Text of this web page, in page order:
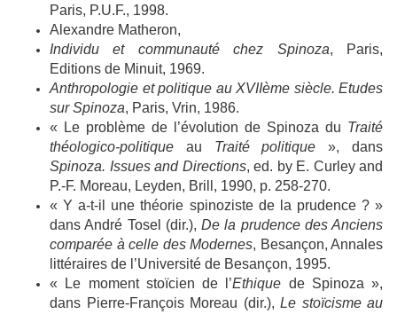
Paris, P.U.F., 1998.
Alexandre Matheron,
Individu et communauté chez Spinoza, Paris,
Editions de Minuit, 1969.
Anthropologie et politique au XVIIème siècle. Etudes
sur Spinoza, Paris, Vrin, 1986.
« Le problème de l’évolution de Spinoza du Traité
théologico-politique au Traité politique », dans
Spinoza. Issues and Directions, ed. by E. Curley and
P.-F. Moreau, Leyden, Brill, 1990, p. 258-270.
« Y a-t-il une théorie spinoziste de la prudence ? »
dans André Tosel (dir.), De la prudence des Anciens
comparée à celle des Modernes, Besançon, Annales
littéraires de l’Université de Besançon, 1995.
« Le moment stoïcien de l’Ethique de Spinoza »,
dans Pierre-François Moreau (dir.), Le stoïcisme au